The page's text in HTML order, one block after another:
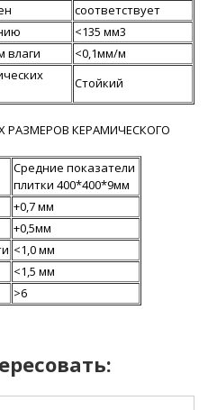
соответствует
<135 мм3
влаги
<0,1мм/м
Стойкий
КЕРАМИЧЕСКОГО
Средние показатели
плитки 400*400*9мм
+0,7 мм
+0,5мм
<1,0 мм
<1,5 мм
>6